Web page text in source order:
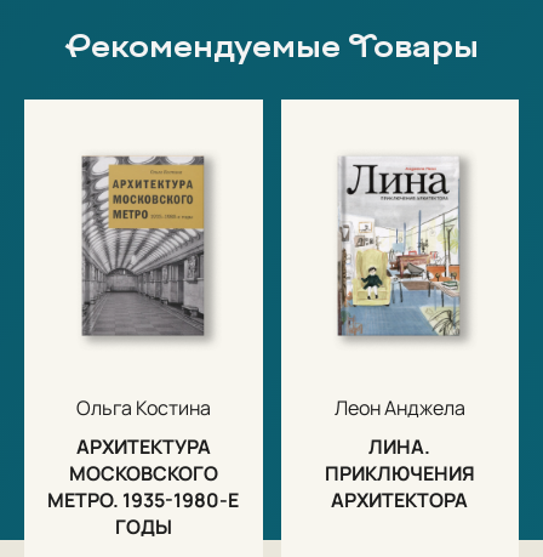
Рекомендуемые Товары
Ольга Костина
АРХИТЕКТУРА
МОСКОВСКОГО
МЕТРО. 1935-1980-Е
ГОДЫ
Леон Анджела
ЛИНА.
ПРИКЛЮЧЕНИЯ
АРХИТЕКТОРА